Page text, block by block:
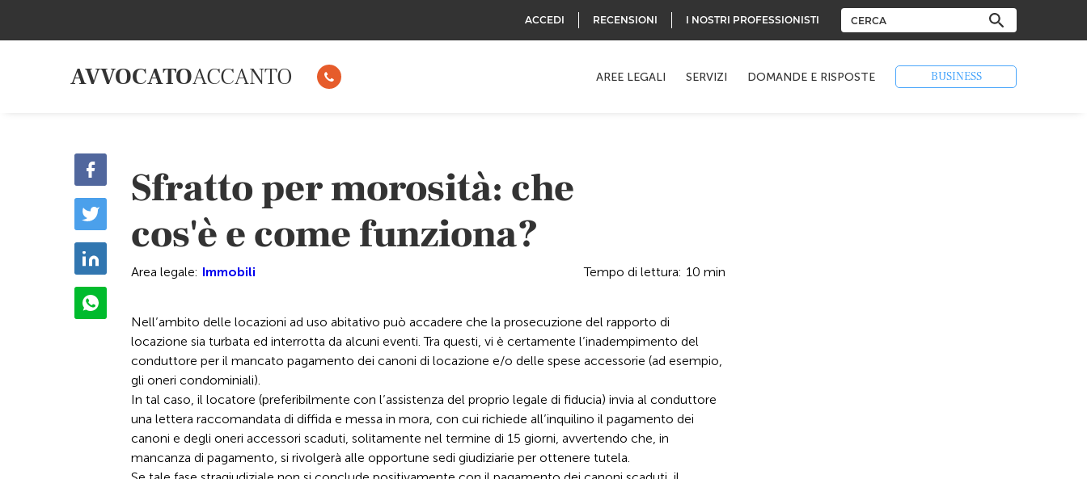
ACCEDI RECENSIONI I NOSTRI PROFESSIONISTI
AVVOCATOACCANTO AREE LEGALI SERVIZI DOMANDE E RISPOSTE BUSINESS
Sfratto per morosità: che
cos'è e come funziona?
Area legale: Immobili Tempo di lettura: 10 min
Nell’ambito delle locazioni ad uso abitativo può accadere che la prosecuzione del rapporto di
locazione sia turbata ed interrotta da alcuni eventi. Tra questi, vi è certamente l’inadempimento del
conduttore per il mancato pagamento dei canoni di locazione e/o delle spese accessorie (ad esempio,
gli oneri condominiali).
In tal caso, il locatore (preferibilmente con l’assistenza del proprio legale di fiducia) invia al conduttore
una lettera raccomandata di diffida e messa in mora, con cui richiede all’inquilino il pagamento dei
canoni e degli oneri accessori scaduti, solitamente nel termine di 15 giorni, avvertendo che, in
mancanza di pagamento, si rivolgerà alle opportune sedi giudiziarie per ottenere tutela.